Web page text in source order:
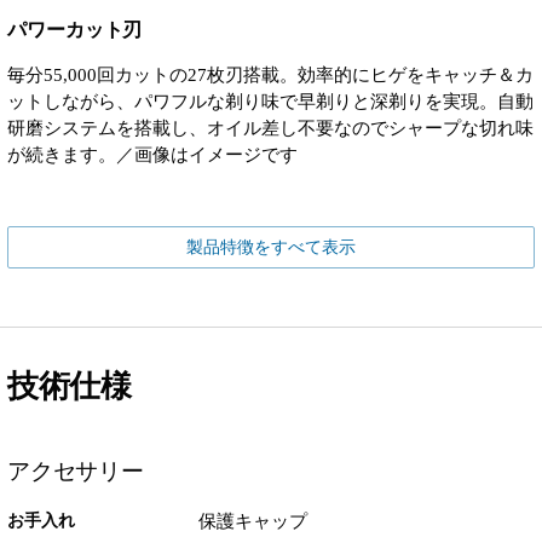
パワーカット刃
毎分55,000回カットの27枚刃搭載。効率的にヒゲをキャッチ＆カ
ットしながら、パワフルな剃り味で早剃りと深剃りを実現。自動
研磨システムを搭載し、オイル差し不要なのでシャープな切れ味
が続きます。／画像はイメージです
製品特徴をすべて表示
技術仕様
アクセサリー
お手入れ 保護キャップ